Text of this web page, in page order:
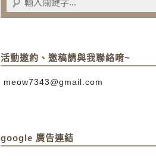
活動邀約、邀稿請與我聯絡唷~
meow7343@gmail.com
google 廣告連結